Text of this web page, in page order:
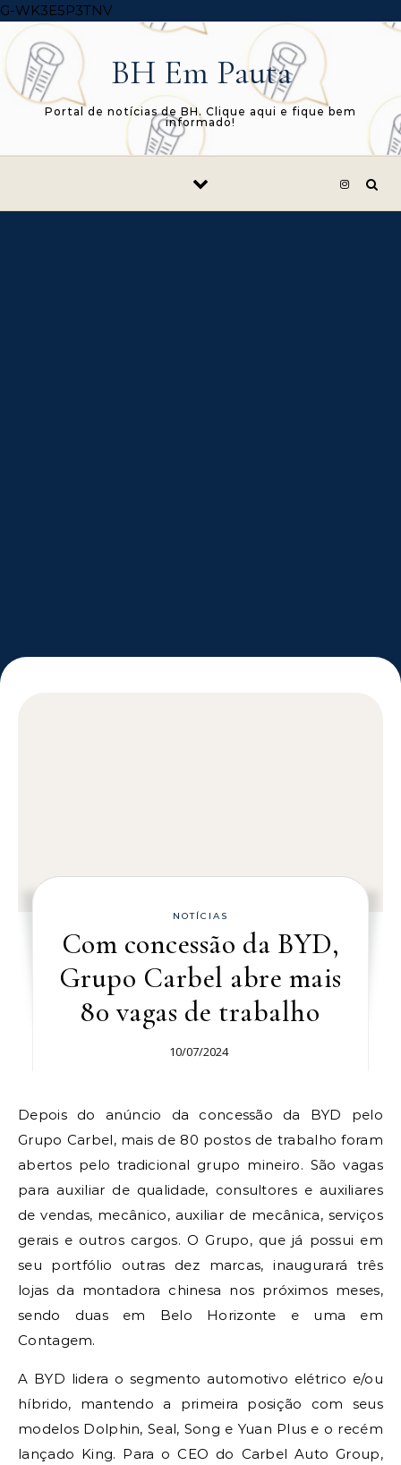
G-WK3E5P3TNVSkip to content
BH Em Pauta
Portal de notícias de BH. Clique aqui e fique bem
informado!
NOTÍCIAS
Com concessão da BYD,
Grupo Carbel abre mais
80 vagas de trabalho
10/07/2024
Depois do anúncio da concessão da BYD pelo
Grupo Carbel, mais de 80 postos de trabalho foram
abertos pelo tradicional grupo mineiro. São vagas
para auxiliar de qualidade, consultores e auxiliares
de vendas, mecânico, auxiliar de mecânica, serviços
gerais e outros cargos. O Grupo, que já possui em
seu portfólio outras dez marcas, inaugurará três
lojas da montadora chinesa nos próximos meses,
sendo duas em Belo Horizonte e uma em
Contagem.
A BYD lidera o segmento automotivo elétrico e/ou
híbrido, mantendo a primeira posição com seus
modelos Dolphin, Seal, Song e Yuan Plus e o recém
lançado King. Para o CEO do Carbel Auto Group,